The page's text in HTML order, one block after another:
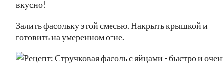
Залить фасольку этой смесью. Накрыть крышкой и
готовить на умеренном огне.